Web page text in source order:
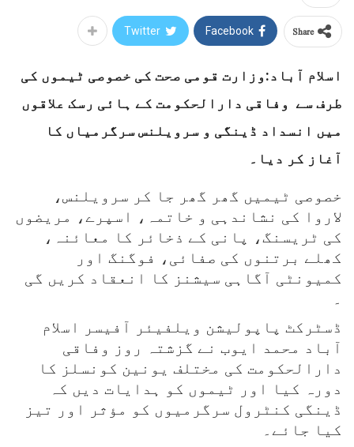
Share
Facebook
Twitter
اسلام آباد:وزارت قومی صحت کی خصوصی ٹیموں کی
طرف سے وفاقی دارالحکومت کے ہائی رسک علاقوں
میں انسداد ڈینگی و سرویلنس سرگرمیاں کا
آغاز کر دیا۔
خصوصی ٹیمیں گھر گھر جا کر سرویلنس،
لاروا کی نشاندہی و خاتمہ، اسپرے، مریضوں
کی ٹریسنگ، پانی کے ذخائر کا معائنہ،
کھلے برتنوں کی صفائی، فوگنگ اور
کمیونٹی آگاہی سیشنز کا انعقاد کریں گی
۔
ڈسٹرکٹ پاپولیشن ویلفیئر آفیسر اسلام
آباد محمد ایوب نے گزشتہ روز وفاقی
دارالحکومت کی مختلف یونین کونسلز کا
دورہ کیا اور ٹیموں کو ہدایات دیں کہ
ڈینگی کنٹرول سرگرمیوں کو مؤثر اور تیز
کیا جائے۔